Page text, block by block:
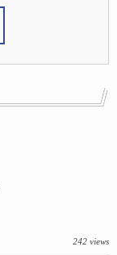
242 views